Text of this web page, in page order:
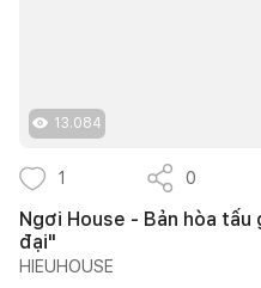
13.084
1 0
Ngơi House - Bản hòa
đại"
HIEUHOUSE